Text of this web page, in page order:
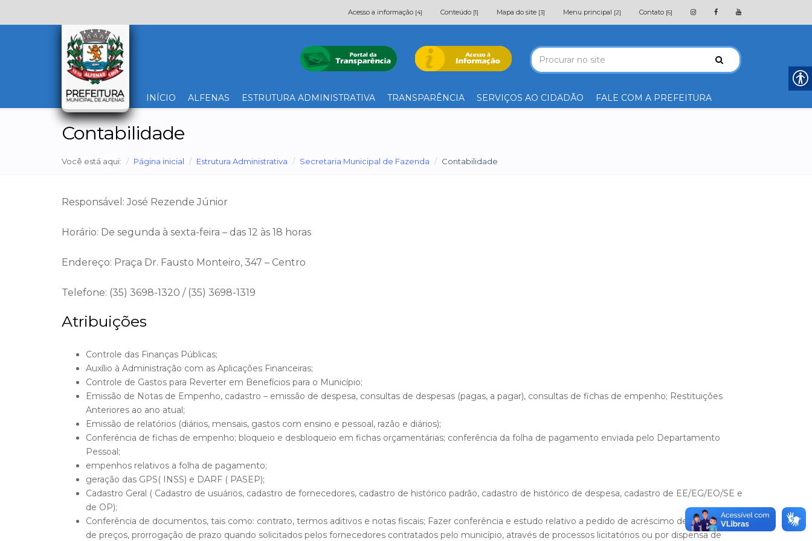
Acesso a informação [4] Conteúdo [1] Mapa do site [3] Menu principal [2] Contato [6]
INÍCIO ALFENAS ESTRUTURA ADMINISTRATIVA TRANSPARÊNCIA SERVIÇOS AO CIDADÃO FALE COM A PREFEITURA
Contabilidade
Você está aqui: Página inicial Estrutura Administrativa Secretaria Municipal de Fazenda Contabilidade
Responsável: José Rezende Júnior
Horário: De segunda à sexta-feira – das 12 às 18 horas
Endereço: Praça Dr. Fausto Monteiro, 347 – Centro
Telefone: (35) 3698-1320 / (35) 3698-1319
Atribuições
Controle das Finanças Públicas;
Auxílio à Administração com as Aplicações Financeiras;
Controle de Gastos para Reverter em Benefícios para o Município;
Emissão de Notas de Empenho, cadastro – emissão de despesa, consultas de despesas (pagas, a pagar), consultas de fichas de empenho; Restituições
Anteriores ao ano atual;
Emissão de relatórios (diários, mensais, gastos com ensino e pessoal, razão e diários);
Conferência de fichas de empenho; bloqueio e desbloqueio em fichas orçamentárias; conferência da folha de pagamento enviada pelo Departamento
Pessoal;
empenhos relativos a folha de pagamento;
geração das GPS( INSS) e DARF ( PASEP);
Cadastro Geral ( Cadastro de usuários, cadastro de fornecedores, cadastro de histórico padrão, cadastro de histórico de despesa, cadastro de EE/EG/EO/SE e
de OP);
Conferência de documentos, tais como: contrato, termos aditivos e notas fiscais; Fazer conferência e estudo relativo a pedido de acréscimo de valor, reajuste
de preços, prorrogação de prazo quando solicitados pelos fornecedores contratados pelo município, através de processos licitatórios ou por dispensa de